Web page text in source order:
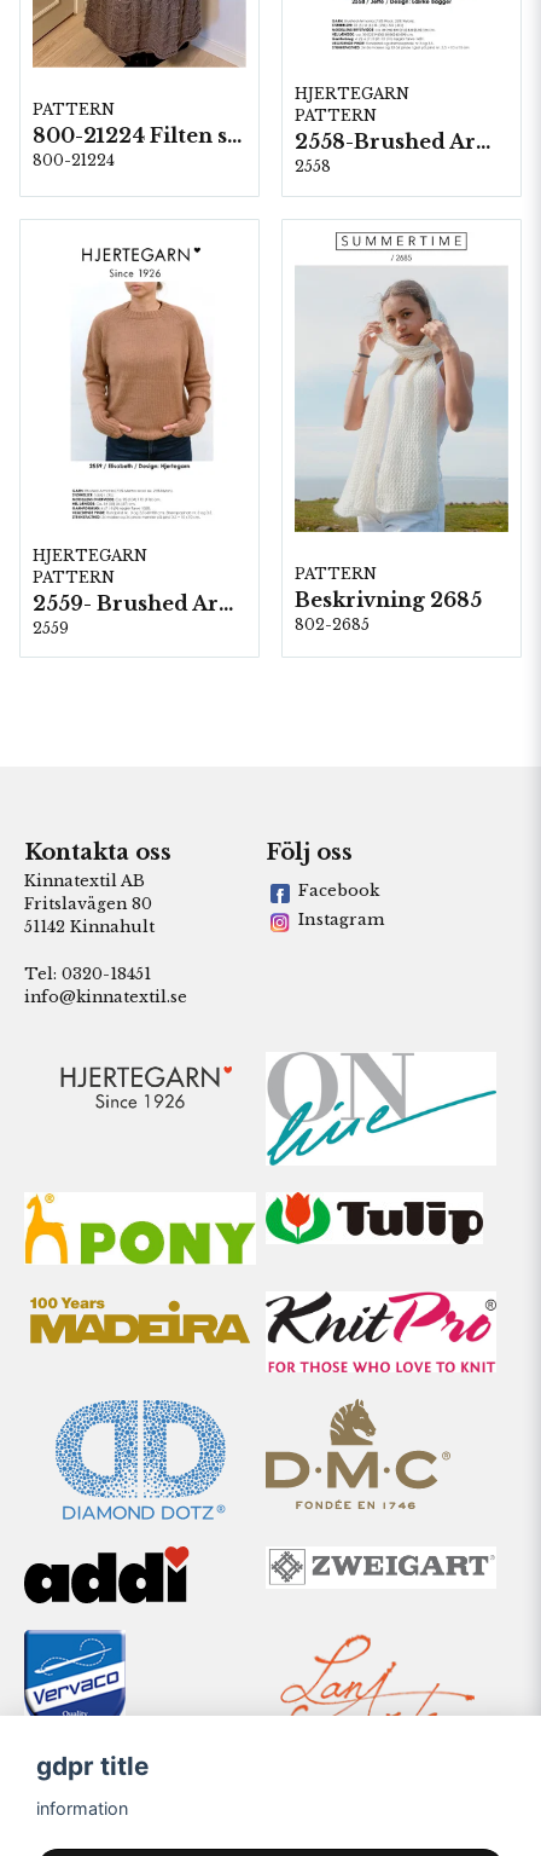
PATTERN
800-21224 Filten som ville bli kjol
800-21224
HJERTEGARN
PATTERN
2558-Brushed Armonia
2558
HJERTEGARN
PATTERN
2559- Brushed Armonia
2559
PATTERN
Beskrivning 2685
802-2685
Kontakta oss
Kinnatextil AB
Fritslavägen 80
51142 Kinnahult
Tel: 0320-18451
info@kinnatextil.se
Följ oss
Facebook
Instagram
gdpr title
information